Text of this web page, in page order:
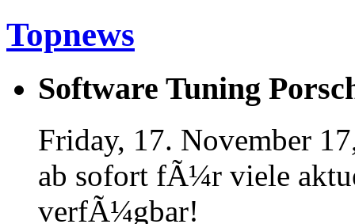
Topnews
Software Tuning
Friday, 17. November
ab sofort fÃ¼r viele
verfÃ¼gbar!